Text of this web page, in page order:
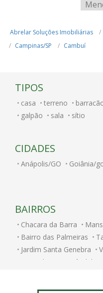
Abrelar Soluções Imobiliárias
Campinas/SP
Cambuí
TIPOS
casa terreno
galpão
sala sítio
CIDADES
Anápolis/GO Goiânia/
BAIRROS
Chacara da Barra
Bairro das Palmeiras
Jardim Santa Genebra
Fazenda Santa Cândida